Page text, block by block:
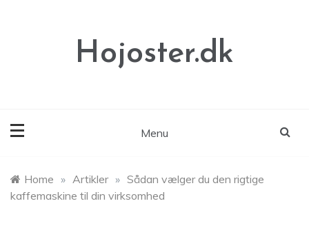
Hojoster.dk
Menu
Home » Artikler » Sådan vælger du den rigtige
kaffemaskine til din virksomhed